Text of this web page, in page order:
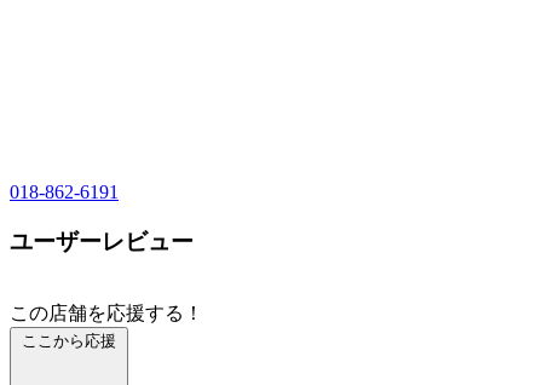
018-862-6191
ユーザーレビュー
この店舗を応援する！
ここから応援